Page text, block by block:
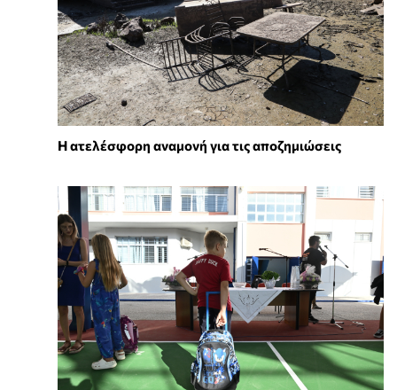
Η ατελέσφορη αναμονή για τις αποζημιώσεις